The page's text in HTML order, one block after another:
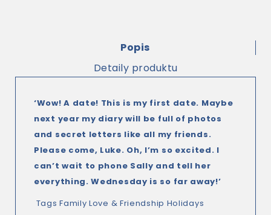
Popis
Detaily produktu
‘Wow! A date! This is my first date. Maybe
next year my diary will be full of photos
and secret letters like all my friends.
Please come, Luke. Oh, I’m so excited. I
can’t wait to phone Sally and tell her
everything. Wednesday is so far away!’
Tags Family Love & Friendship Holidays